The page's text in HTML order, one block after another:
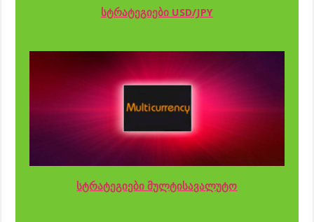
სტრატეგიები USD/JPY
სტრატეგიები მულტისავალუტო